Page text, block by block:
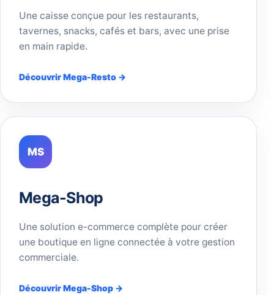
Une caisse conçue pour les restaurants,
tavernes, snacks, cafés et bars, avec une prise
en main rapide.
Découvrir Mega-Resto →
MS
Mega-Shop
Une solution e-commerce complète pour créer
une boutique en ligne connectée à votre gestion
commerciale.
Découvrir Mega-Shop →